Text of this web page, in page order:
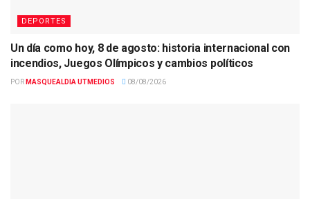
DEPORTES
Un día como hoy, 8 de agosto: historia internacional con
incendios, Juegos Olímpicos y cambios políticos
POR MASQUEALDIA UTMEDIOS 08/08/2026